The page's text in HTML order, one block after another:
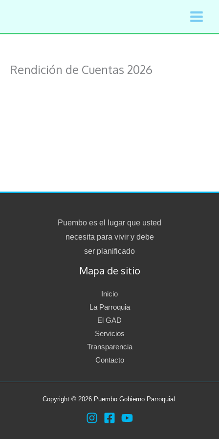
contenido
Rendición de Cuentas 2026
Puembo es el lugar que usted
necesita para vivir y debe
ser planificado
Mapa de sitio
Inicio
La Parroquia
El GAD
Servicios
Transparencia
Contacto
Copyright © 2026 Puembo Gobierno Parroquial